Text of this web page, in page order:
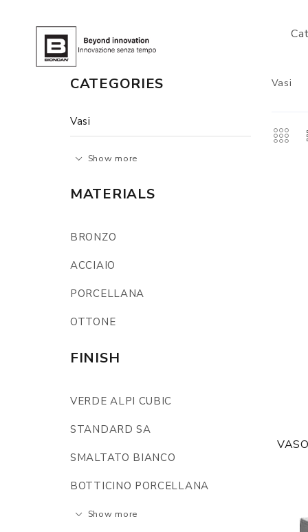
Vasi
CATEGORIES
Vasi
Show more
MATERIALS
BRONZO
ACCIAIO
PORCELLANA
OTTONE
FINISH
VERDE ALPI CUBIC
STANDARD SA
SMALTATO BIANCO
BOTTICINO PORCELLANA
Show more